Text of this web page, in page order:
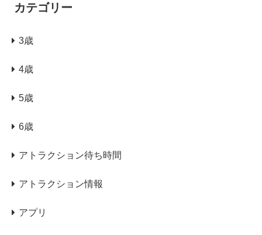
カテゴリー
3歳
4歳
5歳
6歳
アトラクション待ち時間
アトラクション情報
アプリ